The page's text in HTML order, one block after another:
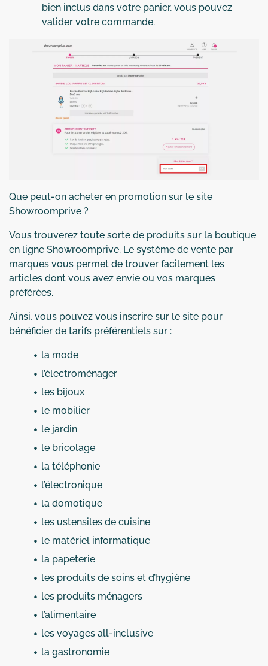
bien inclus dans votre panier, vous pouvez
valider votre commande.
Que peut-on acheter en promotion sur le site
Showroomprive ?
Vous trouverez toute sorte de produits sur la boutique
en ligne Showroomprive. Le système de vente par
marques vous permet de trouver facilement les
articles dont vous avez envie ou vos marques
préférées.
Ainsi, vous pouvez vous inscrire sur le site pour
bénéficier de tarifs préférentiels sur :
la mode
l’électroménager
les bijoux
le mobilier
le jardin
le bricolage
la téléphonie
l’électronique
la domotique
les ustensiles de cuisine
le matériel informatique
la papeterie
les produits de soins et d’hygiène
les produits ménagers
l’alimentaire
les voyages all-inclusive
la gastronomie